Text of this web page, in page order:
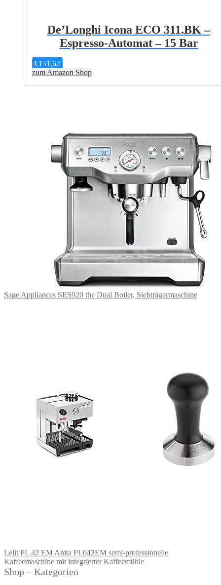
De’Longhi Icona ECO 311.BK –
Espresso-Automat – 15 Bar
€151,62
zum Amazon Shop
Sage Appliances SES920 the Dual Boiler, Siebträgermaschine
Lelit PL 42 EM Anita PL042EM semi-professionelle
Kaffeemaschine mit integrierter Kaffeemühle
Shop – Kategorien